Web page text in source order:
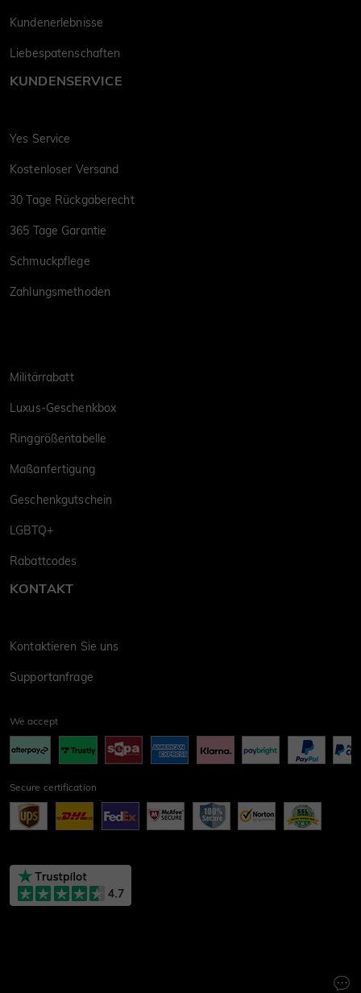
Kundenerlebnisse
Liebespatenschaften
KUNDENSERVICE
Yes Service
Kostenloser Versand
30 Tage Rückgaberecht
365 Tage Garantie
Schmuckpflege
Zahlungsmethoden
Militärrabatt
Luxus-Geschenkbox
Ringgrößentabelle
Maßanfertigung
Geschenkgutschein
LGBTQ+
Rabattcodes
KONTAKT
Kontaktieren Sie uns
Supportanfrage
We accept
Secure certification